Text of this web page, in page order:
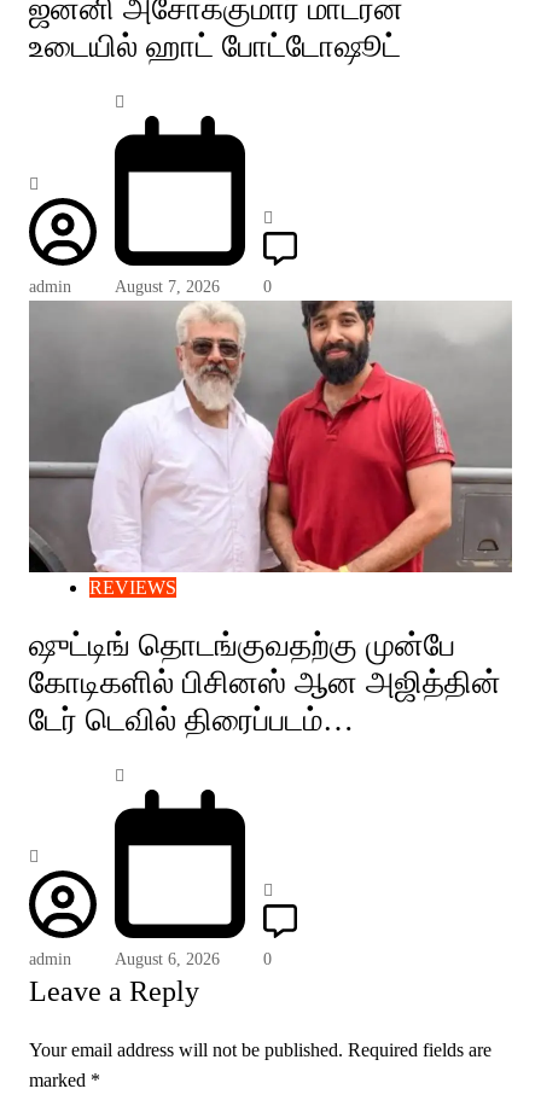
ஜனனி அசோக்குமார் மாடர்ன்
உடையில் ஹாட் போட்டோஷூட்
admin August 7, 2026 0
REVIEWS
ஷுட்டிங் தொடங்குவதற்கு முன்பே
கோடிகளில் பிசினஸ் ஆன அஜித்தின்
டேர் டெவில் திரைப்படம்…
admin August 6, 2026 0
Leave a Reply
Your email address will not be published. Required fields are
marked *